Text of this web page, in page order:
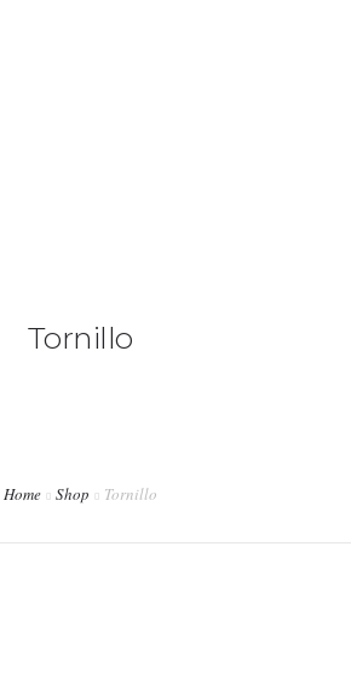
Tornillo
Home Shop Tornillo